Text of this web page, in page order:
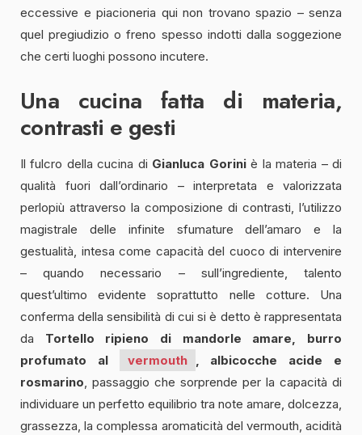
eccessive e piacioneria qui non trovano spazio – senza
quel pregiudizio o freno spesso indotti dalla soggezione
che certi luoghi possono incutere.
Una cucina fatta di materia,
contrasti e gesti
Il fulcro della cucina di Gianluca Goriniè la materia – di
qualità fuori dall’ordinario – interpretata e valorizzata
perlopiù attraverso la composizione di contrasti, l’utilizzo
magistrale delle infinite sfumature dell’amaro e la
gestualità, intesa come capacità del cuoco di intervenire
– quando necessario – sull’ingrediente, talento
quest’ultimo evidente soprattutto nelle cotture. Una
conferma della sensibilità di cui si è detto è rappresentata
da Tortello ripieno di mandorle amare, burro
profumato al
vermouth , albicocche acide e
rosmarino, passaggio che sorprende per la capacità di
individuare un perfetto equilibrio tra note amare, dolcezza,
grassezza, la complessa aromaticità del vermouth, acidità